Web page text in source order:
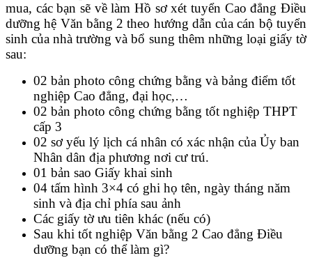
mua, các bạn sẽ về làm Hồ sơ xét tuyển Cao đẳng Điều
dưỡng hệ Văn bằng 2 theo hướng dẫn của cán bộ tuyển
sinh của nhà trường và bổ sung thêm những loại giấy tờ
sau:
02 bản photo công chứng bằng và bảng điểm tốt
nghiệp Cao đẳng, đại học,…
02 bản photo công chứng bằng tốt nghiệp THPT
cấp 3
02 sơ yếu lý lịch cá nhân có xác nhận của Ủy ban
Nhân dân địa phương nơi cư trú.
01 bản sao Giấy khai sinh
04 tấm hình 3×4 có ghi họ tên, ngày tháng năm
sinh và địa chỉ phía sau ảnh
Các giấy tờ ưu tiên khác (nếu có)
Sau khi tốt nghiệp Văn bằng 2 Cao đẳng Điều
dưỡng bạn có thể làm gì?